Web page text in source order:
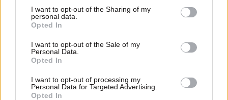
not limited to your visit or usage behaviour. You may click to
grant or deny consent to Google and its third-party tags to
use your data for below specified purposes in below Google
consent section.
I want to opt-out of the Sharing of my
personal data.
Opted In
I want to opt-out of the Sale of my
Personal Data.
Opted In
I want to opt-out of processing my
Personal Data for Targeted Advertising.
Opted In